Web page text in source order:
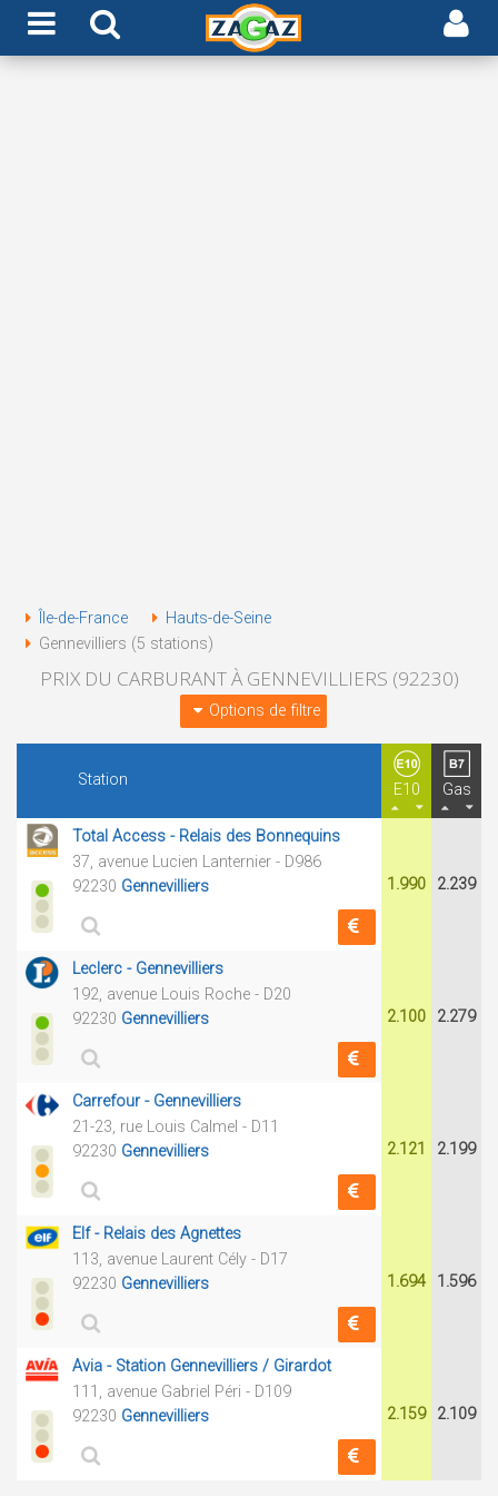
Île-de-France
Hauts-de-Seine
Gennevilliers (5 stations)
PRIX DU CARBURANT À GENNEVILLIERS (92230)
Options de filtre
Station
E10 Gas
Total Access - Relais des Bonnequins
37, avenue Lucien Lanternier - D986
92230 Gennevilliers 1.990 2.239
Leclerc - Gennevilliers
192, avenue Louis Roche - D20
92230 Gennevilliers 2.100 2.279
Carrefour - Gennevilliers
21-23, rue Louis Calmel - D11
92230 Gennevilliers 2.121 2.199
Elf - Relais des Agnettes
113, avenue Laurent Cély - D17
92230 Gennevilliers 1.694 1.596
Avia - Station Gennevilliers / Girardot
111, avenue Gabriel Péri - D109
92230 Gennevilliers 2.159 2.109